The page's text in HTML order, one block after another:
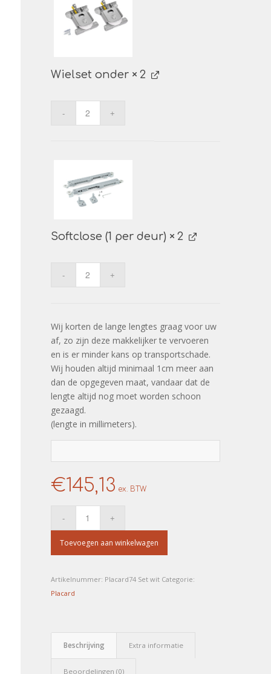
Wielset onder× 2
Softclose (1 per deur) × 2
Wij korten de lange lengtes graag voor uw
af, zo zijn deze makkelijker te vervoeren
en is er minder kans op transportschade.
Wij houden altijd minimaal 1cm meer aan
dan de opgegeven maat, vandaar dat de
lengte altijd nog moet worden schoon
gezaagd.
(lengte in millimeters).
€145,13 ex. BTW
Toevoegen aan winkelwagen
Artikelnummer: Placard74 Set wit Categorie:
Placard
Beschrijving Extra informatie
Beoordelingen (0)